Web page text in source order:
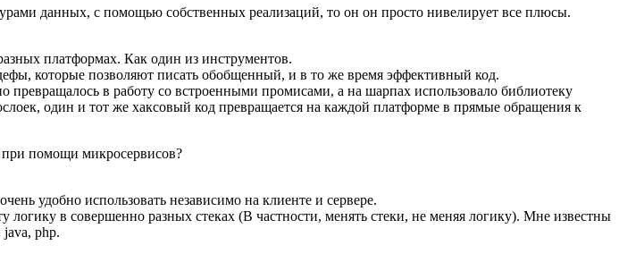
данных, с помощью собственных реализаций, то он он просто нивелирует все плюсы.
платформах. Как один из инструментов.
которые позволяют писать обобщенный, и в то же время эффективный код.
в работу со встроенными промисами, а на шарпах использовало библиотеку
один и тот же хаксовый код превращается на каждой платформе в прямые обращения к
при помощи микросервисов?
удобно использовать независимо на клиенте и сервере.
в совершенно разных стеках (В частности, менять стеки, не меняя логику). Мне известны
php.